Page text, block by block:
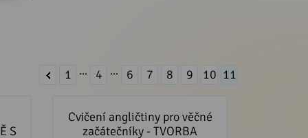
1 ... 4 ... 6 7 8 9 10 11
S
začátečníky - TVORBA
ANGLICKÝCH OTÁZEK
Cvičení angličtiny pro věčné
začátečníky - TVORBA